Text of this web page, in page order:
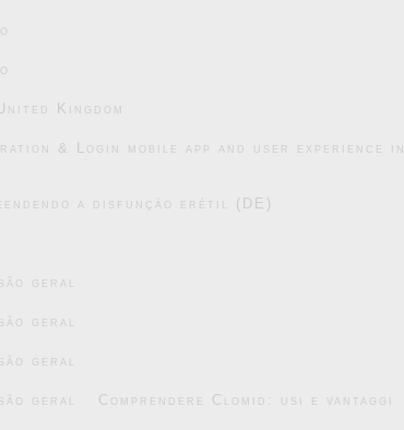
Kingdom
& Login mobile app and user experience in
a disfunção erétil (DE)
geral
geral
geral
geral Comprendere Clomid: usi e vantaggi